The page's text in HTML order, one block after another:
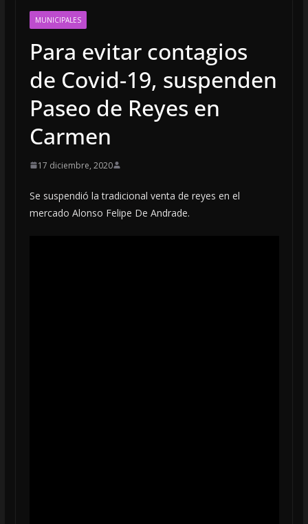
MUNICIPALES
Para evitar contagios
de Covid-19, suspenden
Paseo de Reyes en
Carmen
17 diciembre, 2020
Se suspendió la tradicional venta de reyes en el
mercado Alonso Felipe De Andrade.